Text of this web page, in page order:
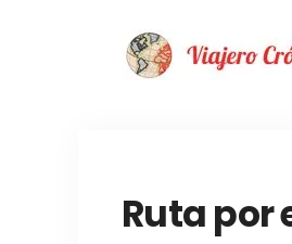
Ruta por